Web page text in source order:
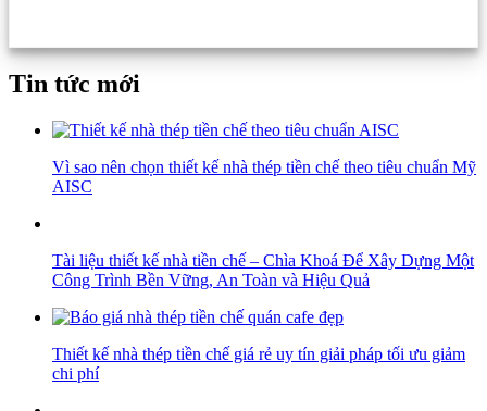
Tin tức mới
Vì sao nên chọn thiết kế nhà thép tiền chế theo tiêu chuẩn Mỹ
AISC
Tài liệu thiết kế nhà tiền chế – Chìa Khoá Để Xây Dựng Một
Công Trình Bền Vững, An Toàn và Hiệu Quả
Thiết kế nhà thép tiền chế giá rẻ uy tín giải pháp tối ưu giảm
chi phí